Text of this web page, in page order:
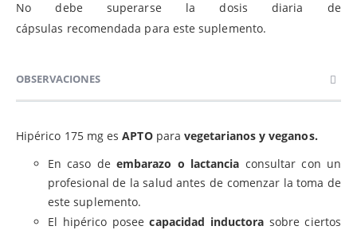
No debe superarse la dosis diaria de
cápsulas recomendada para este suplemento.
OBSERVACIONES
Hipérico 175 mg es APTO paravegetarianos y veganos.
En caso de embarazo o lactancia consultar con un
profesional de la salud antes de comenzar la toma de
este suplemento.
El hipérico posee capacidad inductora sobre ciertos